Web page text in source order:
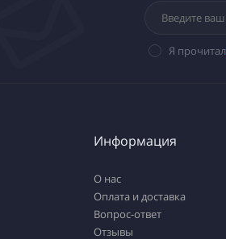
Я прочитал
Информация
О нас
Оплата и доставка
Вопрос-ответ
Отзывы